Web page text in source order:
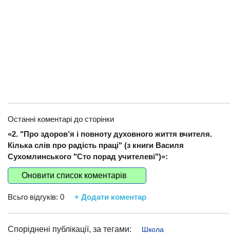
Останні коментарі до сторінки
«2. "Про здоров’я і повноту духовного життя вчителя.
Кілька слів про радість праці" (з книги Василя
Сухомлинського "Сто порад учителеві")»:
Оновити список коментарів
Всьго відгуків: 0 + Додати коментар
Споріднені публікації, за тегами: Школа